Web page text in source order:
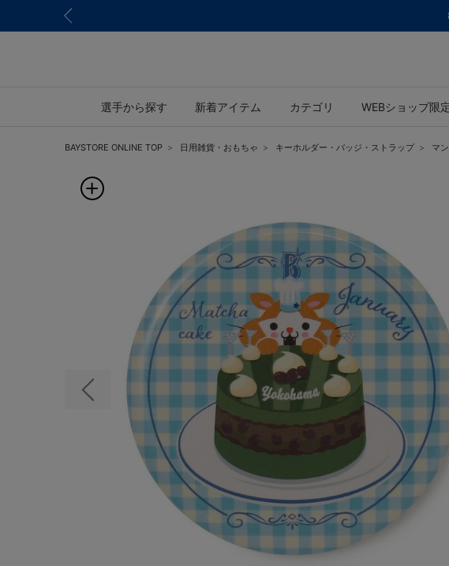
選手から探す 新着アイテム カテゴリ WEBショップ限
BAYSTORE ONLINE TOP 日用雑貨・おもちゃ キーホルダー・バッジ・ストラップ マ
前の画像